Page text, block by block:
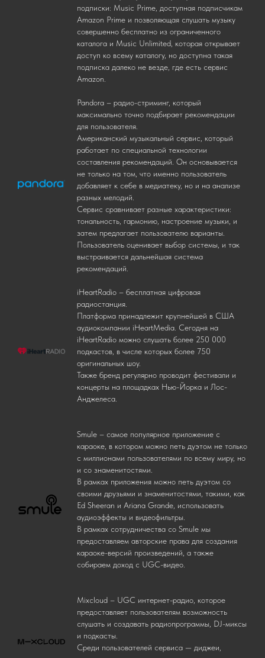
подписки: Music Prime, доступная подписчикам
Amazon Prime и позволяющая слушать музыку
совершенно бесплатно из ограниченного
каталога и Music Unlimited, которая открывает
доступ ко всему каталогу, но доступна такая
подписка далеко не везде, где есть сервис
Amazon.
Pandora – радио-стриминг, который
максимально точно подбирает рекомендации
для пользователя.
Американский музыкальный сервис, который
работает по специальной технологии
составления рекомендаций. Он основывается
не только на том, что именно пользователь
добавляет к себе в медиатеку, но и на анализе
разных мелодий.
Сервис сравнивает разные характеристики:
тональность, гармонию, настроение музыки, и
затем предлагает пользователю варианты.
Пользователь оценивает выбор системы, и так
выстраивается дальнейшая система
рекомендаций.
iHeartRadio – бесплатная цифровая
радиостанция.
Платформа принадлежит крупнейшей в США
аудиокомпании iHeartMedia. Сегодня на
iHeartRadio можно слушать более 250 000
подкастов, в числе которых более 750
оригинальных шоу.
Также бренд регулярно проводит фестивали и
концерты на площадках Нью-Йорка и Лос-
Анджелеса.
Smule – самое популярное приложение с
караоке, в котором можно петь дуэтом не только
с миллионами пользователями по всему миру, но
и со знаменитостями.
В рамках приложения можно петь дуэтом со
своими друзьями и знаменитостями, такими, как
Ed Sheeran и Ariana Grande, использовать
аудиоэффекты и видеофильтры.
В рамках сотрудничества со Smule мы
предоставляем авторские права для создания
караоке-версий произведений, а также
собираем доход с UGC-видео.
Mixcloud – UGC интернет-радио, которое
предоставляет пользователям возможность
слушать и создавать радиопрограммы, DJ-миксы
и подкасты.
Среди пользователей сервиса — диджеи,